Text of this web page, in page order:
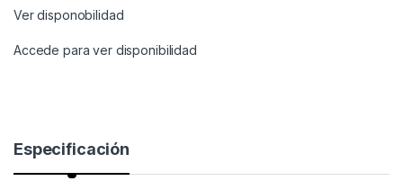
Ver disponobilidad
Accede para ver disponibilidad
Especificación